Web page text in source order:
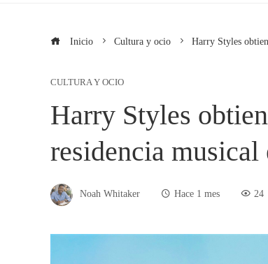
Inicio Cultura y ocio Harry Styles
CULTURA Y OCIO
Harry Styles
residencia musical
Noah Whitaker Hace 1 mes 24